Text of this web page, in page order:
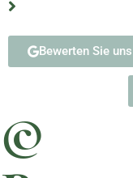
Bewerten Sie
©